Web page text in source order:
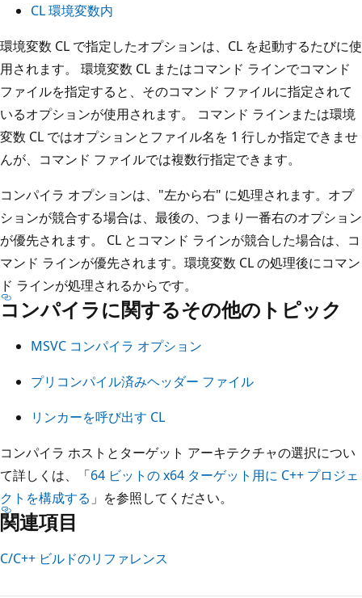
CL 環境変数内
環境変数 CL で指定したオプションは、CL を起動するたびに使
用されます。 環境変数 CL またはコマンド ラインでコマンド
ファイルを指定すると、そのコマンド ファイルに指定されて
いるオプションが使用されます。 コマンド ラインまたは環境
変数 CL ではオプションとファイル名を 1 行しか指定できませ
んが、コマンド ファイルでは複数行指定できます。
コンパイラ オプションは、"左から右" に処理されます。オプ
ションが競合する場合は、最後の、つまり一番右のオプション
が優先されます。 CL とコマンド ラインが競合した場合は、コ
マンド ラインが優先されます。環境変数 CL の処理後にコマン
ド ラインが処理されるからです。
コンパイラに関するその他のトピック
MSVC コンパイラ オプション
プリコンパイル済みヘッダー ファイル
リンカーを呼び出す CL
コンパイラ ホストとターゲット アーキテクチャの選択につい
て詳しくは、「64 ビットの x64 ターゲット用に C++ プロジェ
クトを構成する 」を参照してください。
関連項目
C/C++ ビルドのリファレンス